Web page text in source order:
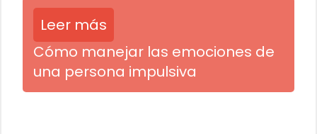
Leer más
Cómo manejar las emociones de
una persona impulsiva